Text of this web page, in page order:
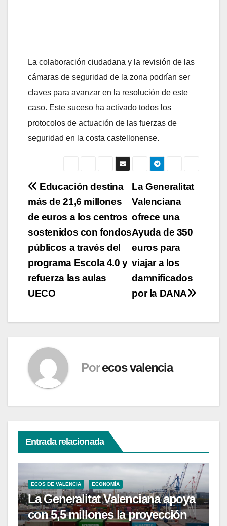
La colaboración ciudadana y la revisión de las
cámaras de seguridad de la zona podrían ser
claves para avanzar en la resolución de este
caso. Este suceso ha activado todos los
protocolos de actuación de las fuerzas de
seguridad en la costa castellonense.
Navegación
de
entradas
La Generalitat
Valenciana
ofrece una
Ayuda de 350
euros para
viajar a los
damnificados
por la DANA
Educación destina
más de 21,6 millones
de euros a los centros
sostenidos con fondos
públicos a través del
programa Escola 4.0 y
refuerza las aulas
UECO
Por ecos valencia
Entrada relacionada
ECOS DE VALENCIA ECONOMÍA
La Generalitat Valenciana apoya
con 5,5 millones la proyección